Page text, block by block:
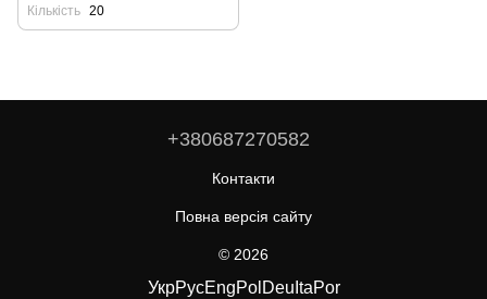
Кількість 20
+380687270582
Контакти
Повна версія сайту
© 2026
УкрРусEngPol Deu ItaPor